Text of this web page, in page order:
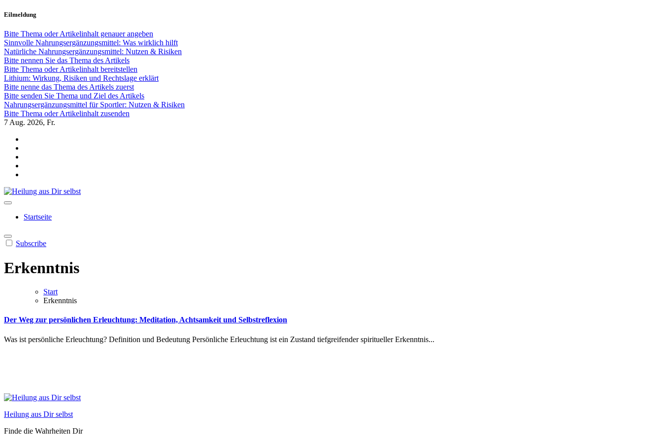
Zum
springen
Eilmeldung
Bitte Thema oder Artikelinhalt genauer angeben
Sinnvolle Nahrungsergänzungsmittel: Was wirklich hilft
Natürliche Nahrungsergänzungsmittel: Nutzen & Risiken
Bitte nennen Sie das Thema des Artikels
Bitte Thema oder Artikelinhalt bereitstellen
Lithium: Wirkung, Risiken und Rechtslage erklärt
Bitte nenne das Thema des Artikels zuerst
Bitte senden Sie Thema und Ziel des Artikels
Nahrungsergänzungsmittel für Sportler: Nutzen & Risiken
Bitte Thema oder Artikelinhalt zusenden
7 Aug. 2026, Fr.
Startseite
Subscribe
Erkenntnis
Start
Erkenntnis
Der Weg zur persönlichen Erleuchtung: Meditation, Achtsamkeit und Selbstreflexion
Was ist persönliche Erleuchtung? Definition und Bedeutung Persönliche Erleuchtung ist ein Zustand tiefgreifender spiritueller Erkenntnis...
Heilung aus Dir selbst
Finde die Wahrheiten Dir